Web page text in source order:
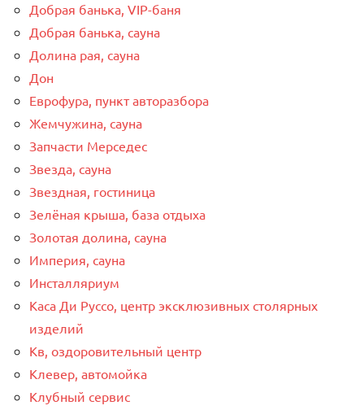
Добрая банька, VIP-баня
Добрая банька, сауна
Долина рая, сауна
Дон
Еврофура, пункт авторазбора
Жемчужина, сауна
Запчасти Мерседес
Звезда, сауна
Звездная, гостиница
Зелёная крыша, база отдыха
Золотая долина, сауна
Империя, сауна
Инсталляриум
Каса Ди Руссо, центр эксклюзивных столярных
изделий
Кв, оздоровительный центр
Клевер, автомойка
Клубный сервис